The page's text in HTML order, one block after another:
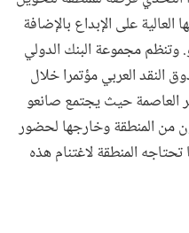
على الإبداع بالإضافة
وتنظم مجموعة البنك الدولي
النقد العربي مؤتمرا خلال
العاصمة حيث يجتمع صانعو
من المنطقة وخارجها لحضور
المنطقة لاغتنام هذه